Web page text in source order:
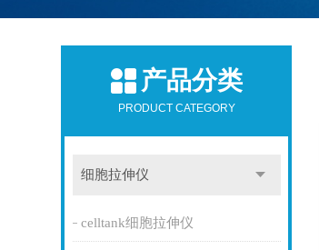
产品分类
PRODUCT CATEGORY
细胞拉伸仪
celltank细胞拉伸仪